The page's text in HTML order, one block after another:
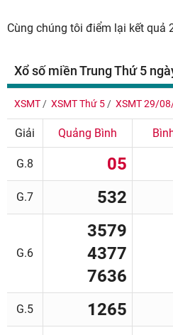
Cùng chúng tôi điểm lại kết quả
Xổ số miền Trung Thứ 5
XSMT XSMT Thứ 5 XSMT 29/
Giải Quảng Bình
G.8 05
G.7 532
G.6
3579
4377
7636
G.5 1265